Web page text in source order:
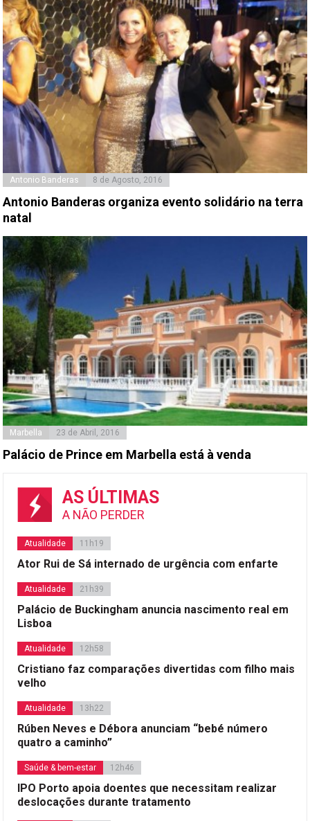
Antonio Banderas 8 de Agosto, 2016
Antonio Banderas organiza evento solidário na terra
natal
Marbella 23 de Abril, 2016
Palácio de Prince em Marbella está à venda
AS ÚLTIMAS
A NÃO PERDER
Atualidade 11h19
Ator Rui de Sá internado de urgência com enfarte
Atualidade 21h39
Palácio de Buckingham anuncia nascimento real em
Lisboa
Atualidade 12h58
Cristiano faz comparações divertidas com filho mais
velho
Atualidade 13h22
Rúben Neves e Débora anunciam “bebé número
quatro a caminho”
Saúde & bem-estar 12h46
IPO Porto apoia doentes que necessitam realizar
deslocações durante tratamento